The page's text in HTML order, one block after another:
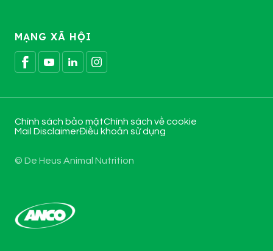
MẠNG XÃ HỘI
Chính sách bảo mậtChính sách về cookie
Mail DisclaimerĐiều khoản sử dụng
© De Heus Animal Nutrition